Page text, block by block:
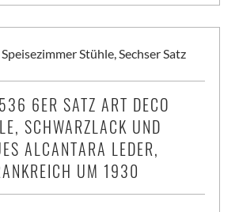
6ER SATZ ART DECO
SCHWARZLACK UND
ALCANTARA LEDER,
UM 1930